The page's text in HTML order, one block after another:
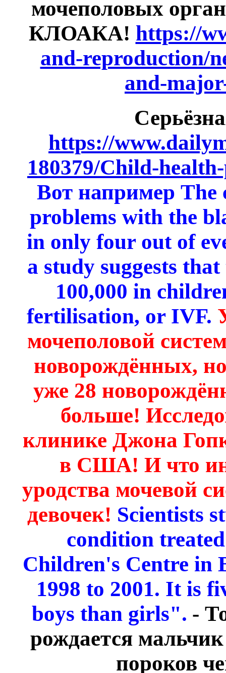
мочеполовых
КЛОАКА! https://
and-reproduction/
and-
https://
180379/Child-
Вот например The
problems with the
in only four out of
a study suggests
100,000 in
fertilisation, or IVF.
мочеполовой
новорождённых,
уже 28
больше!
клинике Джона
в США! И что
уродства мочевой
девочек! Scientists
condition
Children's Centre in
1998 to 2001. It is
boys than girls". -
рождается
пороков